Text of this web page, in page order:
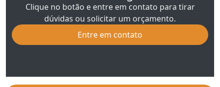
Clique no botão e entre em contato para tirar
dúvidas ou solicitar um orçamento.
Entre em contato